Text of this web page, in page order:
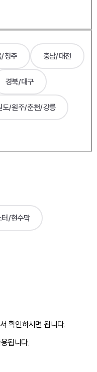
/청주 충남/대전
경북/대구
도/원주/춘천/강릉
터/현수막
확인하시면 됩니다.
됩니다.